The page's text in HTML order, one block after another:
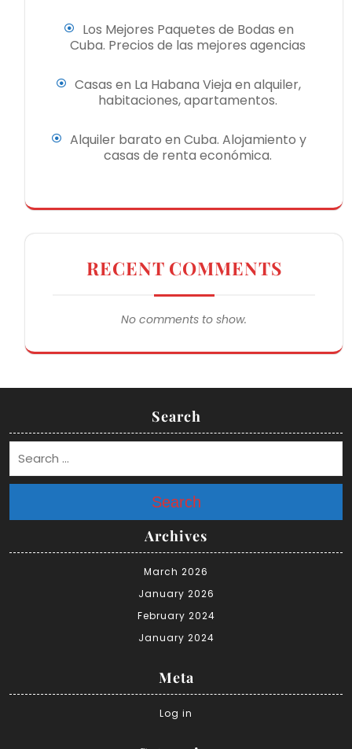
Los Mejores Paquetes de Bodas en
Cuba. Precios de las mejores agencias
Casas en La Habana Vieja en alquiler,
habitaciones, apartamentos.
Alquiler barato en Cuba. Alojamiento y
casas de renta económica.
RECENT COMMENTS
No comments to show.
Search
Search
Archives
March 2026
January 2026
February 2024
January 2024
Meta
Log in